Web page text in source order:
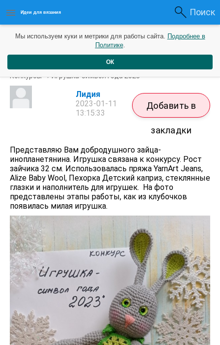
Идеи для вязания Поиск
Конкурсы→Игрушка-символ года 2023
Лидия
2023-01-11
13:15:33
Добавить в
закладки
Представляю Вам добродушного зайца-
инопланетянина. Игрушка связана к конкурсу. Рост
зайчика 32 см. Использовалась пряжа YarnArt Jeans,
Alize Baby Wool, Пехорка Детский каприз, стеклянные
глазки и наполнитель для игрушек. На фото
представлены этапы работы, как из клубочков
появилась милая игрушка.
Мы используем куки и метрики для работы сайта. Подробнее в
Политике.
ОК